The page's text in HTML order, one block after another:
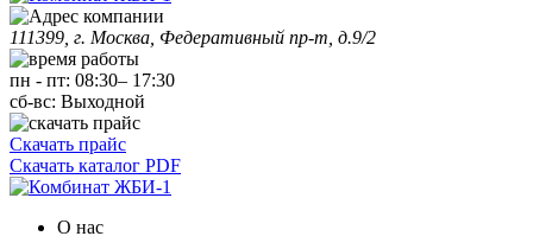
111399, г. Москва, Федеративный пр-т, д.9/2
пн - пт: 08:30– 17:30
сб-вс: Выходной
Скачать прайс
Скачать каталог PDF
О нас